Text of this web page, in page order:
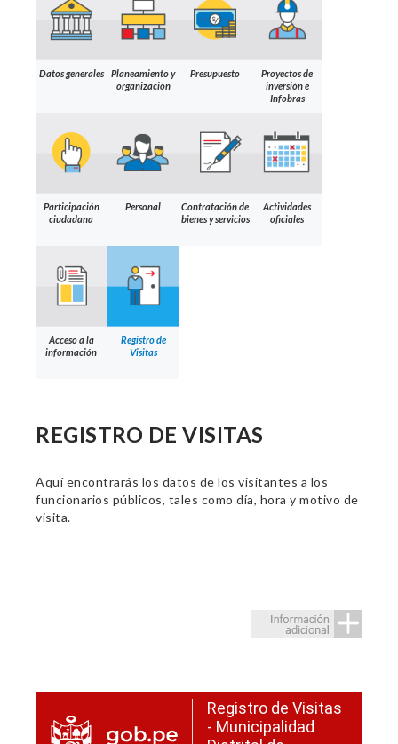
Datos generales
Planeamiento y
organización
Presupuesto
Proyectos de
inversión e
Infobras
Participación
ciudadana
Personal
Contratación de
bienes y servicios
Actividades
oficiales
Acceso a la
información
Registro de
Visitas
REGISTRO DE VISITAS
Aquí encontrarás los datos de los visitantes a los
funcionarios públicos, tales como día, hora y motivo de
visita.